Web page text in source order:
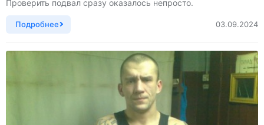
Проверить подвал сразу оказалось непросто.
Подробнее 03.09.2024